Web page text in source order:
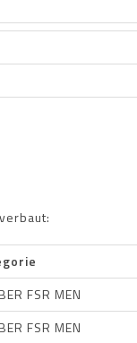
FSR MEN
FSR MEN